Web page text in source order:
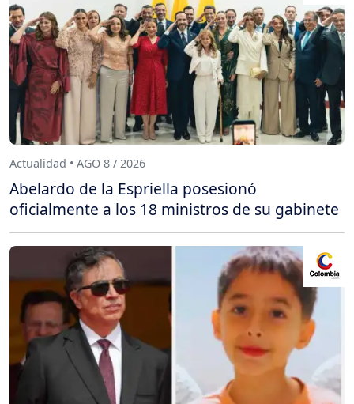
Actualidad • AGO 8 / 2026
Abelardo de la Espriella posesionó
oficialmente a los 18 ministros de su gabinete